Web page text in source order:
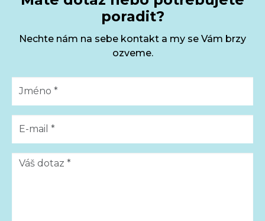
poradit?
Nechte nám na sebe kontakt a my se Vám brzy
ozveme.